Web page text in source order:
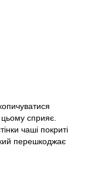
сприяє.
чаші покриті
перешкоджає